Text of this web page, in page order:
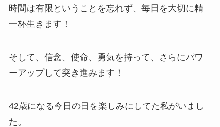
時間は有限ということを忘れず、毎日を大切に精
一杯生きます！
そして、信念、使命、勇気を持って、さらにパワ
ーアップして突き進みます！
42歳になる今日の日を楽しみにしてた私がいまし
た。